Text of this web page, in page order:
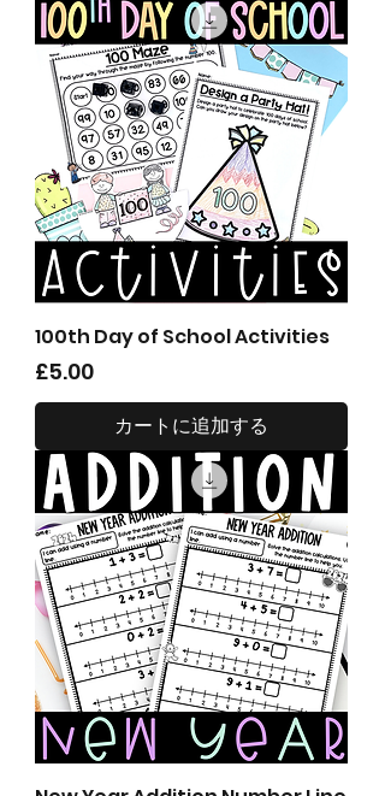
100th Day of School Activities
価格
£5.00
カートに追加する